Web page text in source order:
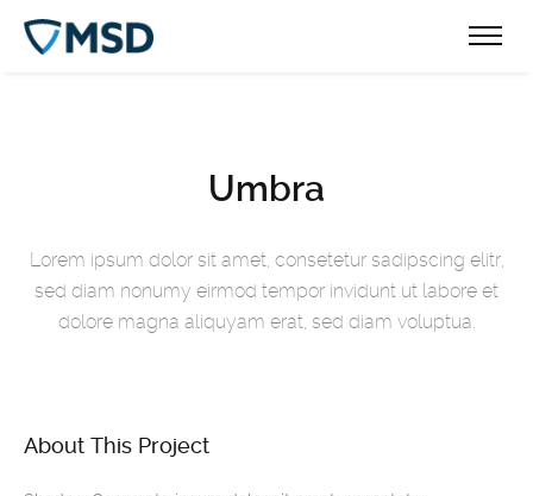
Umbra
Lorem ipsum dolor sit amet, consetetur sadipscing elitr,
sed diam nonumy eirmod tempor invidunt ut labore et
dolore magna aliquyam erat, sed diam voluptua.
About This Project